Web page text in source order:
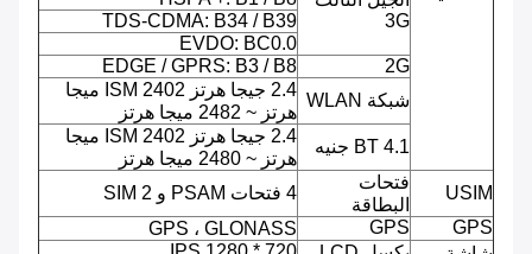
3G
TDS-CDMA: B34 / B39
EVDO: BC0.0
2G
EDGE / GPRS: B3 / B8
شبكة WLAN
2.4 جيجا هرتز ISM 2402 ميجا
هرتز ~ 2482 ميجا هرتز
BT 4.1 جنيه
2.4 جيجا هرتز ISM 2402 ميجا
هرتز ~ 2480 ميجا هرتز
USIM
فتحات
البطاقة
4 فتحات PSAM و 2 SIM
GPS
GPS
GPS ، GLONASS